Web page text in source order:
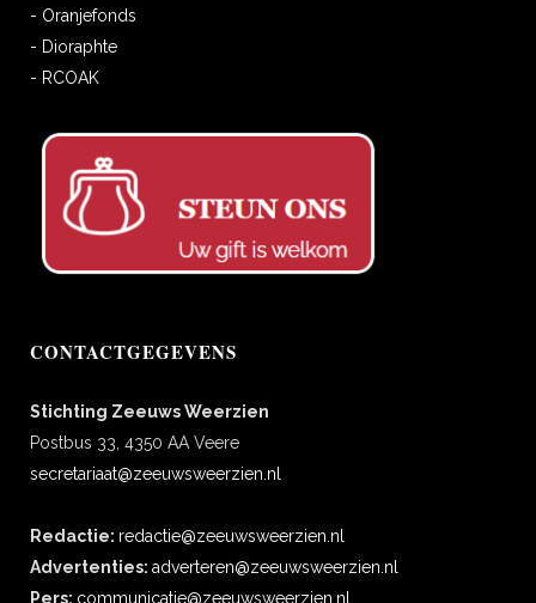
- Oranjefonds
- Dioraphte
- RCOAK
CONTACTGEGEVENS
Stichting Zeeuws Weerzien
Postbus 33, 4350 AA Veere
secretariaat@zeeuwsweerzien.nl
Redactie: redactie@zeeuwsweerzien.nl
Advertenties: adverteren@zeeuwsweerzien.nl
Pers: communicatie@zeeuwsweerzien.nl